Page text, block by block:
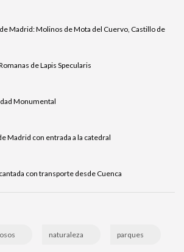
Madrid: Molinos de Mota del Cuervo, Castillo de
de Lapis Specularis
Monumental
Madrid con entrada a la catedral
con transporte desde Cuenca
osos naturaleza parques